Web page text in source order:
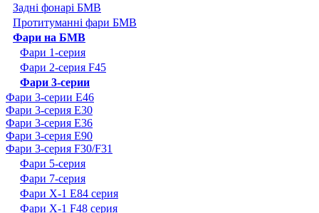
Задні фонарі БМВ
Протитуманні фари БМВ
Фари на БМВ
Фари 1-серия
Фари 2-серия F45
Фари 3-серии
Фари 3-серии E46
Фари 3-серия E30
Фари 3-серия E36
Фари 3-серия E90
Фари 3-серия F30/F31
Фари 5-серия
Фари 7-серия
Фари X-1 E84 серия
Фари X-1 F48 серия